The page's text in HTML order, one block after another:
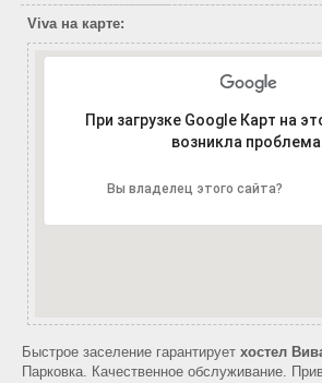
Viva на карте:
При загрузке Google Карт на
возникла
Вы владелец этого сайта?
Быстрое заселение гарантирует хостел
Парковка. Качественное обслуживание.